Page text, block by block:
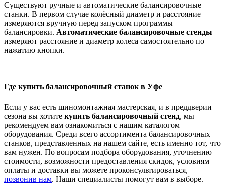
Существуют ручные и автоматические балансировочные
станки. В первом случае колёсный диаметр и расстояние
измеряются вручную перед запуском программы
балансировки. Автоматические балансировочные стенды
измеряют расстояние и диаметр колеса самостоятельно по
нажатию кнопки.
Где купить балансировочный станок в Уфе
Если у вас есть шиномонтажная мастерская, и в преддверии
сезона вы хотите купить балансировочный стенд, мы
рекомендуем вам ознакомиться с нашим каталогом
оборудования. Среди всего ассортимента балансировочных
станков, представленных на нашем сайте, есть именно тот, что
вам нужен. По вопросам подбора оборудования, уточнению
стоимости, возможности предоставления скидок, условиям
оплаты и доставки вы можете проконсультироваться,
позвонив нам. Наши специалисты помогут вам в выборе.